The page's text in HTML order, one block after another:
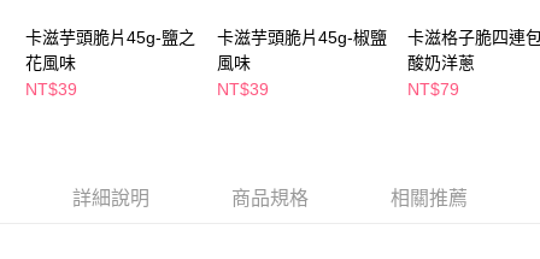
※ 交易是否成功請以「AFTEE先享後付 」之結帳頁面顯示為準，若有關於
是否繳費成功／繳費後需取消欲退款等相關疑問，請聯繫「AFTEE先享後付
客戶支援中心」
https://netprotections.freshdesk.com/support/home
２．關於個人資料處理事宜，請瀏覽以下網址：
付款後萊爾富取貨
每筆NT$65，滿NT$490(含以上)免運費
每筆NT$65，滿NT$490(含以上)免運費
卡滋芋頭脆片45g-鹽之
花風味
NT$39
卡滋芋頭脆片45g-椒鹽
風味
NT$39
卡滋格子脆四連
酸奶洋蔥
NT$79
詳細說明 商品規格 相關推薦